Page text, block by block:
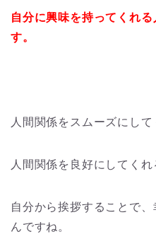
自分に興味を持ってくれ
す。
人間関係をスムーズにして
人間関係を良好にしてくれ
自分から挨拶することで
んですね。